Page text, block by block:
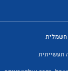
חשמלית
תעשייתית